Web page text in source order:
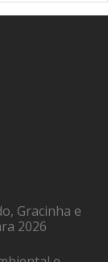
Gracinha e
2026